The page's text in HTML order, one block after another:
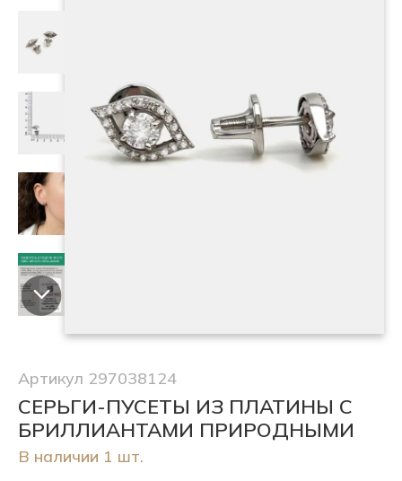
Артикул 297038124
СЕРЬГИ-ПУСЕТЫ ИЗ ПЛАТИНЫ С
БРИЛЛИАНТАМИ ПРИРОДНЫМИ
В наличии 1 шт.